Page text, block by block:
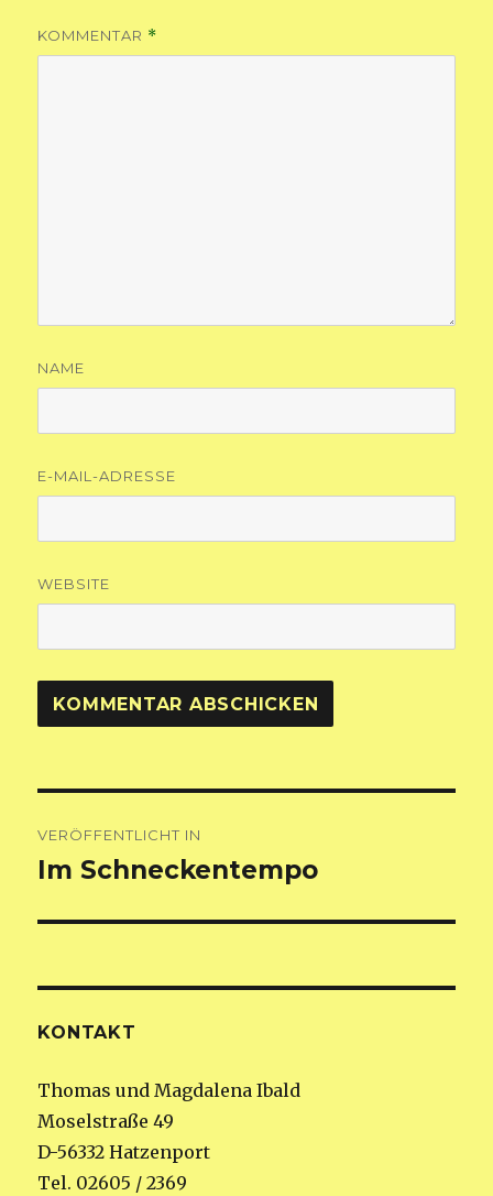
KOMMENTAR *
NAME
E-MAIL-ADRESSE
WEBSITE
VERÖFFENTLICHT IN
Im Schneckentempo
KONTAKT
Thomas und Magdalena Ibald
Moselstraße 49
D-56332 Hatzenport
Tel. 02605 / 2369